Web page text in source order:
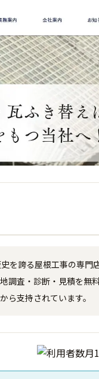
を誇る屋根工事の専
調査・診断・見積を
ら支持されています。